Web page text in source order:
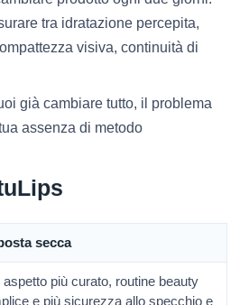
tra idratazione percepita,
visiva, continuità di
già cambiare tutto, il problema
assenza di metodo
secca
aspetto più curato, routine beauty
e più sicurezza allo specchio e